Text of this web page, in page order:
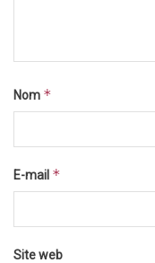
Nom *
E-mail *
Site web